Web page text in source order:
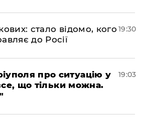
стало відомо, кого
до Росії
19:30
про ситуацію у
що тільки можна.
19:03